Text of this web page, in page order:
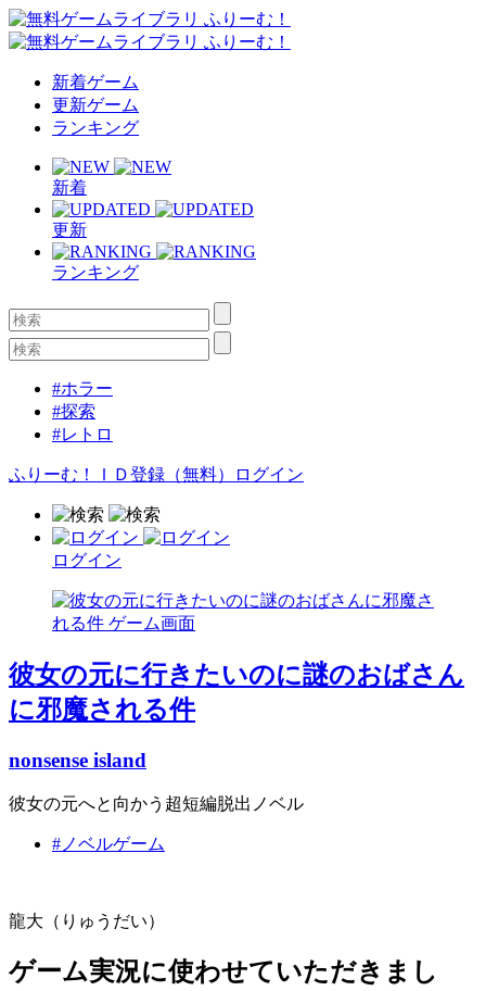
新着ゲーム
更新ゲーム
ランキング
新着
更新
ランキング
#ホラー
#探索
#レトロ
ふりーむ！ＩＤ登録（無料） ログイン
ログイン
彼女の元に行きたいのに謎のおばさん
に邪魔される件
nonsense island
彼女の元へと向かう超短編脱出ノベル
#ノベルゲーム
龍大（りゅうだい）
ゲーム実況に使わせていただきまし